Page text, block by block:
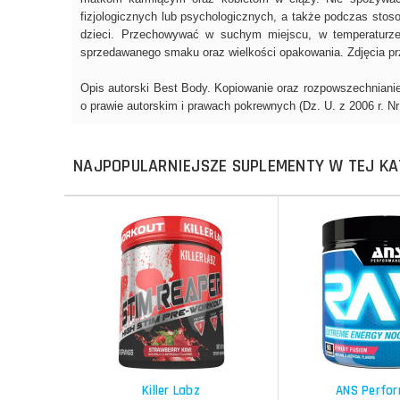
NAJPOPULARNIEJSZE SUPLEMENTY W TEJ
Killer Labz ANS